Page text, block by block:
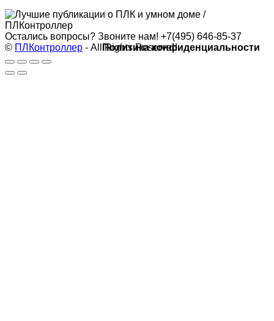
Остались вопросы? Звоните нам! +7(495) 646-85-37
© ПЛКонтроллер - All Rights Reserved
Политика конфиденциальности